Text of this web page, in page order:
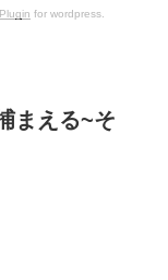
for wordpress.
まえる~そ